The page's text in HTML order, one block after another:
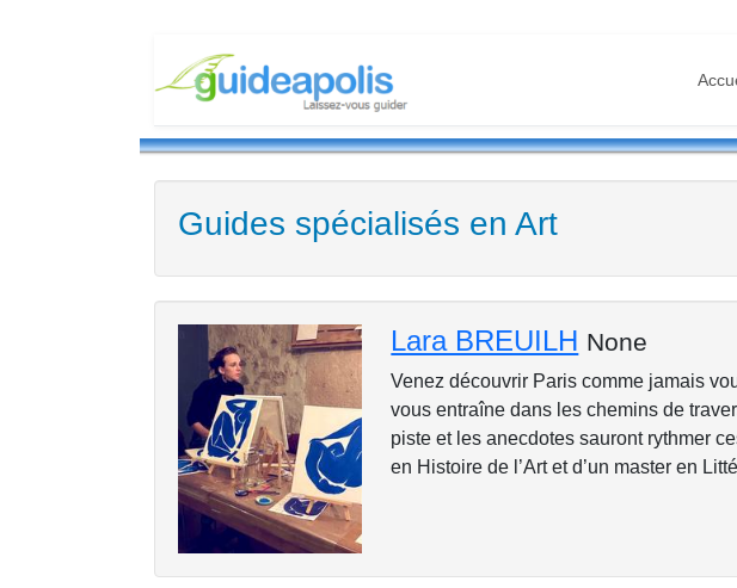
Guides spécialisés en Art
Lara BREUILH None
Venez découvrir Paris comme jamais
vous entraîne dans les chemins de
piste et les anecdotes sauront rythmer
en Histoire de l’Art et d’un master en